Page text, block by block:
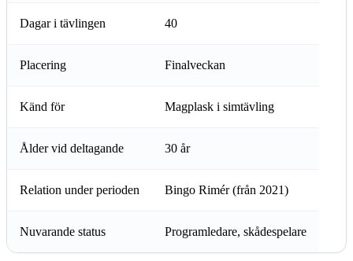
Dagar i tävlingen 40
Placering Finalveckan
Känd för Magplask i simtävling
Ålder vid deltagande 30 år
Relation under perioden Bingo Rimér (från 2021)
Nuvarande status Programledare, skådespelare